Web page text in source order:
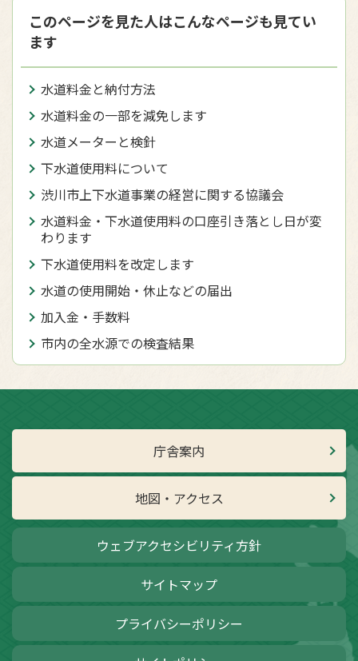
このページを見た人はこんなページも見てい
ます
水道料金と納付方法
水道料金の一部を減免します
水道メーターと検針
下水道使用料について
渋川市上下水道事業の経営に関する協議会
水道料金・下水道使用料の口座引き落とし日が変
わります
下水道使用料を改定します
水道の使用開始・休止などの届出
加入金・手数料
市内の全水源での検査結果
庁舎案内
地図・アクセス
ウェブアクセシビリティ方針
サイトマップ
プライバシーポリシー